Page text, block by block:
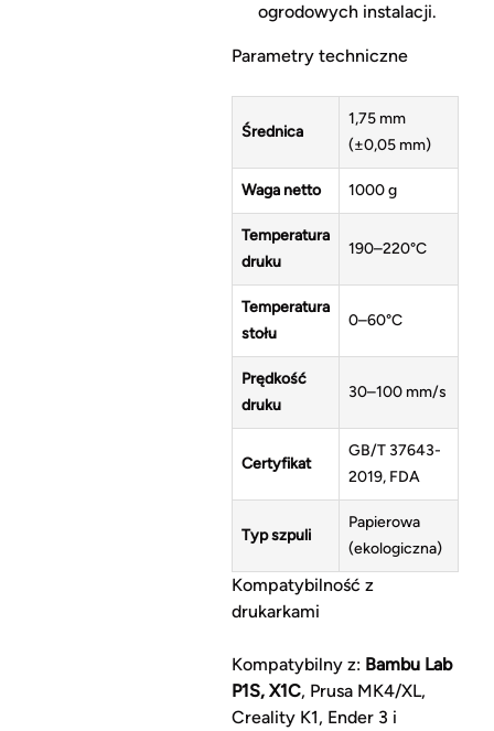
ogrodowych instalacji.
Parametry techniczne
Średnica
1,75 mm
(±0,05 mm)
Waga netto 1000 g
Temperatura
druku
190–220°C
Temperatura
stołu
0–60°C
Prędkość
druku
30–100 mm/s
Certyfikat
GB/T 37643-
2019, FDA
Typ szpuli
Papierowa
(ekologiczna)
Kompatybilność z
drukarkami
Kompatybilny z: Bambu Lab
P1S, X1C, Prusa MK4/XL,
Creality K1, Ender 3 i